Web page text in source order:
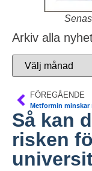
Arkiv alla
FÖREGÅENDE
Så kan
risken